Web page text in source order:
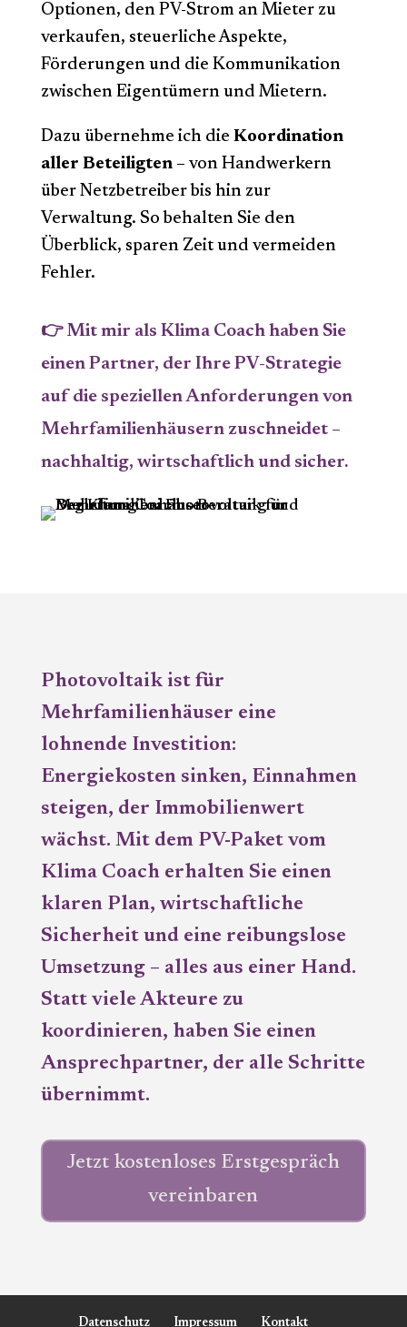
Optionen, den PV-Strom an Mieter zu
verkaufen, steuerliche Aspekte,
Förderungen und die Kommunikation
zwischen Eigentümern und Mietern.
Dazu übernehme ich die Koordination
aller Beteiligten– von Handwerkern
über Netzbetreiber bis hin zur
Verwaltung. So behalten Sie den
Überblick, sparen Zeit und vermeiden
Fehler.
👉 Mit mir als Klima Coach haben Sie
einen Partner, der Ihre PV-Strategie
auf die speziellen Anforderungen von
Mehrfamilienhäusern zuschneidet –
nachhaltig, wirtschaftlich und sicher.
Photovoltaik ist für
Mehrfamilienhäuser eine
lohnende Investition:
Energiekosten sinken, Einnahmen
steigen, der Immobilienwert
wächst. Mit dem PV-Paket vom
Klima Coach erhalten Sie einen
klaren Plan, wirtschaftliche
Sicherheit und eine reibungslose
Umsetzung – alles aus einer Hand.
Statt viele Akteure zu
koordinieren, haben Sie einen
Ansprechpartner, der alle Schritte
übernimmt.
Jetzt kostenloses Erstgespräch
vereinbaren
Datenschutz Impressum Kontakt